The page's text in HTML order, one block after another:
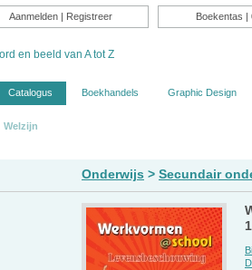
Aanmelden | Registreer Boekentas |
en beeld van A tot Z
Catalogus
Welzijn
Boekhandels Graphic Design
Onderwijs > Secundair